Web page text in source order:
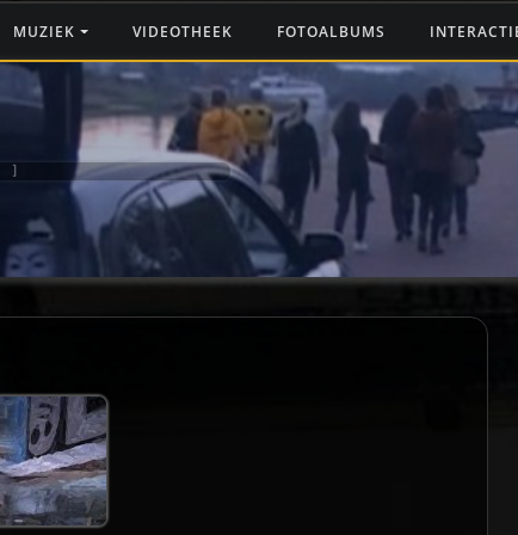
MUZIEK VIDEOTHEEK FOTOALBUMS
]